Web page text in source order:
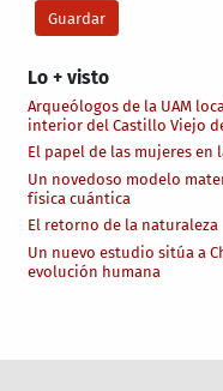
Lo + visto
Arqueólogos de la UAM
interior del Castillo Viejo
El papel de las mujeres en
Un novedoso modelo
física cuántica
El retorno de la naturaleza
Un nuevo estudio sitúa a
evolución humana